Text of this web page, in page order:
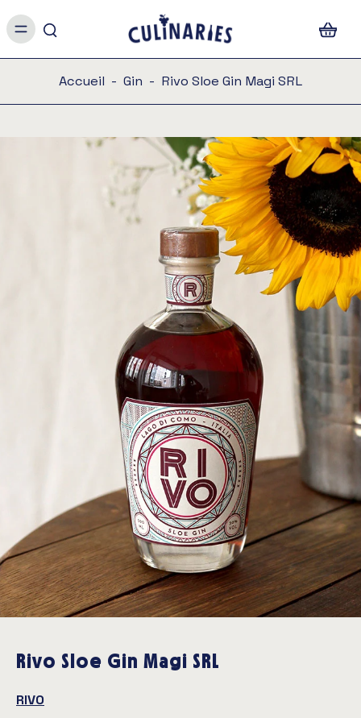
Accueil - Gin - Rivo Sloe Gin Magi SRL
Rivo Sloe Gin Magi SRL
RIVO